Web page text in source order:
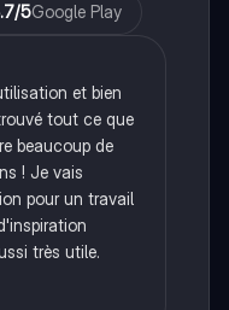
/5Google Play
et bien
tout ce que
beaucoup de
! Je vais
pour un travail
très utile.